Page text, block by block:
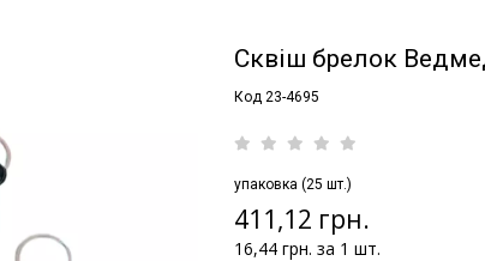
Сквіш брелок
Код 23-4695
упаковка (25 шт.)
411,12 грн.
16,44 грн. за 1 шт.